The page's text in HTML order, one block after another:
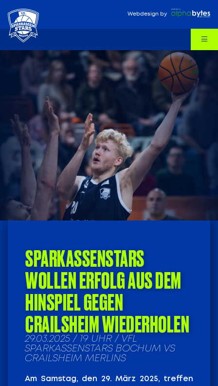
Webdesign by
SPARKASSENSTARS
WOLLEN ERFOLG AUS DEM
HINSPIEL GEGEN
CRAILSHEIM WIEDERHOLEN
29.03.2025 / 19 UHR / VFL
SPARKASSENSTARS BOCHUM VS
CRAILSHEIM MERLINS
Am Samstag, den 29. März 2025, treffen